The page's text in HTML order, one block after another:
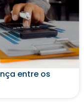
entre os